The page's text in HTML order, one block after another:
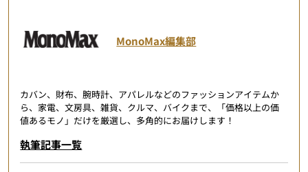
MonoMax編集部
カバン、財布、腕時計、アパレルなどのファッションアイテムか
ら、家電、文房具、雑貨、クルマ、バイクまで、「価格以上の価
値あるモノ」だけを厳選し、多角的にお届けします！
執筆記事一覧